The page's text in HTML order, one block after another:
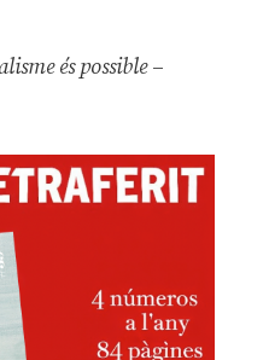
és possible –